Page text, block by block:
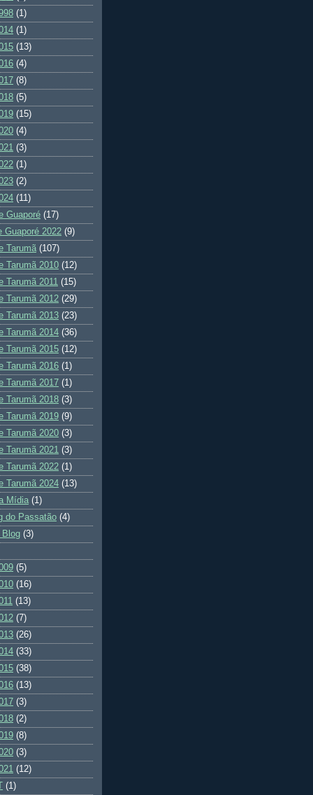
(1)
(1)
(13)
(4)
(8)
(5)
(15)
(4)
(3)
(1)
(2)
(11)
Guaporé (17)
Guaporé 2022 (9)
Tarumã (107)
Tarumã 2010 (12)
Tarumã 2011 (15)
Tarumã 2012 (29)
Tarumã 2013 (23)
Tarumã 2014 (36)
Tarumã 2015 (12)
Tarumã 2016 (1)
Tarumã 2017 (1)
Tarumã 2018 (3)
Tarumã 2019 (9)
Tarumã 2020 (3)
Tarumã 2021 (3)
Tarumã 2022 (1)
Tarumã 2024 (13)
Mídia (1)
do Passatão (4)
Blog (3)
(5)
(16)
(13)
(7)
(26)
(33)
(38)
(13)
(3)
(2)
(8)
(3)
(12)
(1)